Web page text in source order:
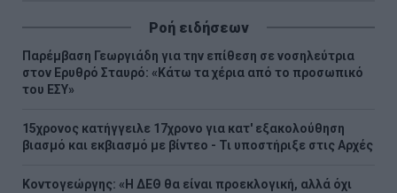
Ροή ειδήσεων
Παρέμβαση Γεωργιάδη για την επίθεση σε νοσηλεύτρια
στον Ερυθρό Σταυρό: «Κάτω τα χέρια από το προσωπικό
του ΕΣΥ»
15χρονος κατήγγειλε 17χρονο για κατ' εξακολούθηση
βιασμό και εκβιασμό με βίντεο - Τι υποστήριξε στις Αρχές
Κοντογεώργης: «Η ΔΕΘ θα είναι προεκλογική, αλλά όχι